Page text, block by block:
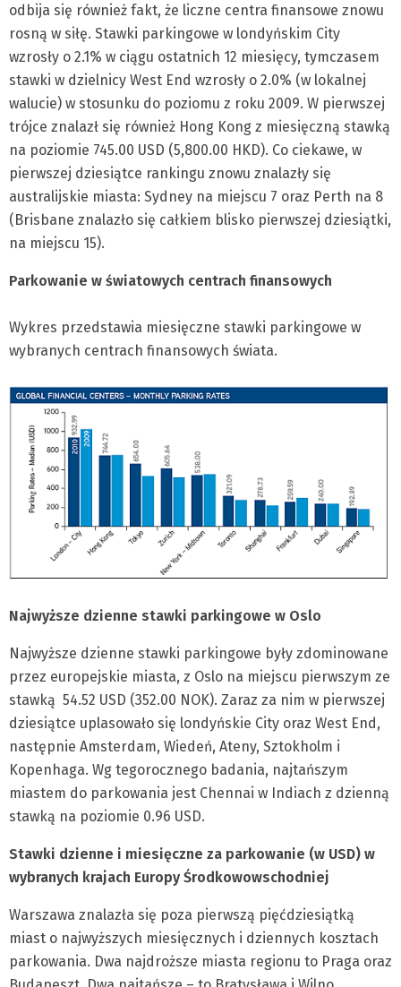
odbija się również fakt, że liczne centra finansowe znowu
rosną w siłę. Stawki parkingowe w londyńskim City
wzrosły o 2.1% w ciągu ostatnich 12 miesięcy, tymczasem
stawki w dzielnicy West End wzrosły o 2.0% (w lokalnej
walucie) w stosunku do poziomu z roku 2009. W pierwszej
trójce znalazł się również Hong Kong z miesięczną stawką
na poziomie 745.00 USD (5,800.00 HKD). Co ciekawe, w
pierwszej dziesiątce rankingu znowu znalazły się
australijskie miasta: Sydney na miejscu 7 oraz Perth na 8
(Brisbane znalazło się całkiem blisko pierwszej dziesiątki,
na miejscu 15).
Parkowanie w światowych centrach finansowych
Wykres przedstawia miesięczne stawki parkingowe w
wybranych centrach finansowych świata.
Najwyższe dzienne stawki parkingowe w Oslo
Najwyższe dzienne stawki parkingowe były zdominowane
przez europejskie miasta, z Oslo na miejscu pierwszym ze
stawką 54.52 USD (352.00 NOK). Zaraz za nim w pierwszej
dziesiątce uplasowało się londyńskie City oraz West End,
następnie Amsterdam, Wiedeń, Ateny, Sztokholm i
Kopenhaga. Wg tegorocznego badania, najtańszym
miastem do parkowania jest Chennai w Indiach z dzienną
stawką na poziomie 0.96 USD.
Stawki dzienne i miesięczne za parkowanie (w USD) w
wybranych krajach Europy Środkowowschodniej
Warszawa znalazła się poza pierwszą pięćdziesiątką
miast o najwyższych miesięcznych i dziennych kosztach
parkowania. Dwa najdroższe miasta regionu to Praga oraz